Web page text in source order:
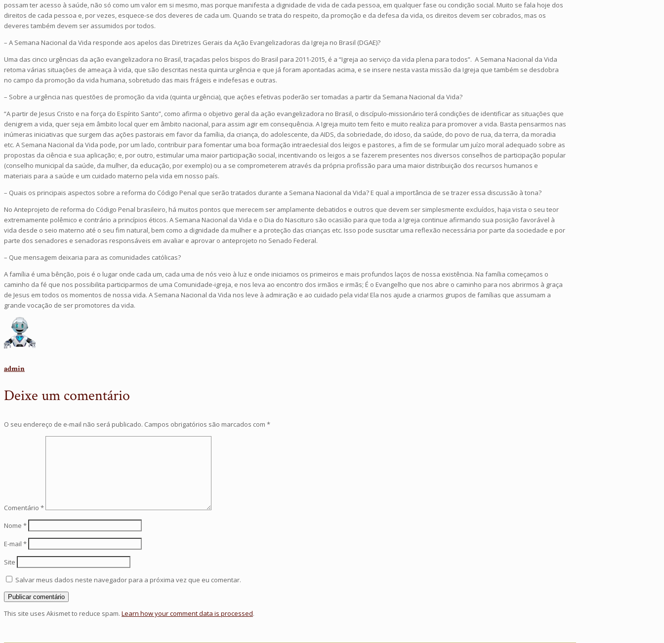
possam ter acesso à saúde, não só como um valor em si mesmo, mas porque manifesta a dignidade de vida de cada pessoa, em qualquer fase ou condição social. Muito se fala hoje dos
direitos de cada pessoa e, por vezes, esquece-se dos deveres de cada um. Quando se trata do respeito, da promoção e da defesa da vida, os direitos devem ser cobrados, mas os
deveres também devem ser assumidos por todos.
– A Semana Nacional da Vida responde aos apelos das Diretrizes Gerais da Ação Evangelizadoras da Igreja no Brasil (DGAE)?
Uma das cinco urgências da ação evangelizadora no Brasil, traçadas pelos bispos do Brasil para 2011-2015, é a “Igreja ao serviço da vida plena para todos”. A Semana Nacional da Vida
retoma várias situações de ameaça à vida, que são descritas nesta quinta urgência e que já foram apontadas acima, e se insere nesta vasta missão da Igreja que também se desdobra
no campo da promoção da vida humana, sobretudo das mais frágeis e indefesas e outras.
– Sobre a urgência nas questões de promoção da vida (quinta urgência), que ações efetivas poderão ser tomadas a partir da Semana Nacional da Vida?
“A partir de Jesus Cristo e na força do Espírito Santo”, como afirma o objetivo geral da ação evangelizadora no Brasil, o discípulo-missionário terá condições de identificar as situações que
denigrem a vida, quer seja em âmbito local quer em âmbito nacional, para assim agir em consequência. A Igreja muito tem feito e muito realiza para promover a vida. Basta pensarmos nas
inúmeras iniciativas que surgem das ações pastorais em favor da família, da criança, do adolescente, da AIDS, da sobriedade, do idoso, da saúde, do povo de rua, da terra, da moradia
etc. A Semana Nacional da Vida pode, por um lado, contribuir para fomentar uma boa formação intraeclesial dos leigos e pastores, a fim de se formular um juízo moral adequado sobre as
propostas da ciência e sua aplicação; e, por outro, estimular uma maior participação social, incentivando os leigos a se fazerem presentes nos diversos conselhos de participação popular
(conselho municipal da saúde, da mulher, da educação, por exemplo) ou a se comprometerem através da própria profissão para uma maior distribuição dos recursos humanos e
materiais para a saúde e um cuidado materno pela vida em nosso país.
– Quais os principais aspectos sobre a reforma do Código Penal que serão tratados durante a Semana Nacional da Vida? E qual a importância de se trazer essa discussão à tona?
No Anteprojeto de reforma do Código Penal brasileiro, há muitos pontos que merecem ser amplamente debatidos e outros que devem ser simplesmente excluídos, haja vista o seu teor
extremamente polêmico e contrário a princípios éticos. A Semana Nacional da Vida e o Dia do Nascituro são ocasião para que toda a Igreja continue afirmando sua posição favorável à
vida desde o seio materno até o seu fim natural, bem como a dignidade da mulher e a proteção das crianças etc. Isso pode suscitar uma reflexão necessária por parte da sociedade e por
parte dos senadores e senadoras responsáveis em avaliar e aprovar o anteprojeto no Senado Federal.
– Que mensagem deixaria para as comunidades católicas?
A família é uma bênção, pois é o lugar onde cada um, cada uma de nós veio à luz e onde iniciamos os primeiros e mais profundos laços de nossa existência. Na família começamos o
caminho da fé que nos possibilita participarmos de uma Comunidade-igreja, e nos leva ao encontro dos irmãos e irmãs; É o Evangelho que nos abre o caminho para nos abrirmos à graça
de Jesus em todos os momentos de nossa vida. A Semana Nacional da Vida nos leve à admiração e ao cuidado pela vida! Ela nos ajude a criarmos grupos de famílias que assumam a
grande vocação de ser promotores da vida.
admin
Deixe um comentário
O seu endereço de e-mail não será publicado. Campos obrigatórios são marcados com *
Comentário *
Nome *
E-mail *
Site
Salvar meus dados neste navegador para a próxima vez que eu comentar.
This site uses Akismet to reduce spam. Learn how your comment data is processed.